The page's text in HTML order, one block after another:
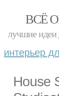
ВСЁ
лучшие идеи
интерьер
House